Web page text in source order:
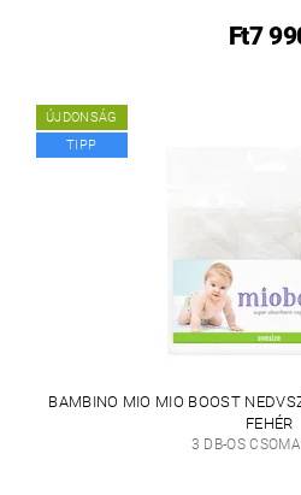
Ft7
ÚJDONSÁG
TIPP
BAMBINO MIO MIO BOOST
FEHÉR
3 DB-OS